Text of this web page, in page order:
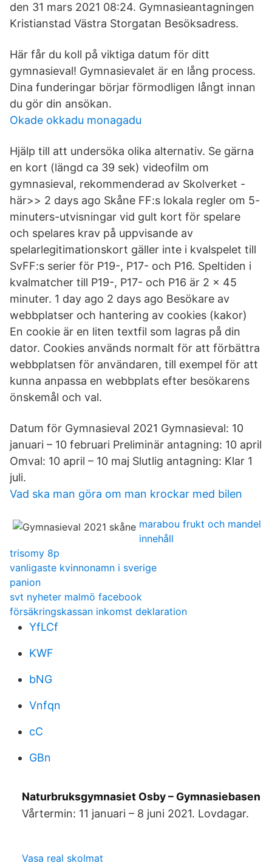
den 31 mars 2021 08:24. Gymnasieantagningen
Kristianstad Västra Storgatan Besöksadress.
Här får du koll på viktiga datum för ditt
gymnasieval! Gymnasievalet är en lång process.
Dina funderingar börjar förmodligen långt innan
du gör din ansökan.
Okade okkadu monagadu
Hjälp till att undersöka olika alternativ. Se gärna
en kort (längd ca 39 sek) videofilm om
gymnasieval, rekommenderad av Skolverket -
här>> 2 days ago Skåne FF:s lokala regler om 5-
minuters-utvisningar vid gult kort för spelare
och spelares krav på uppvisande av
spelarlegitimationskort gäller inte i kvalspelet till
SvFF:s serier för P19-, P17- och P16. Speltiden i
kvalmatcher till P19-, P17- och P16 är 2 x 45
minuter. 1 day ago 2 days ago Besökare av
webbplatser och hantering av cookies (kakor)
En cookie är en liten textfil som lagras på din
dator. Cookies används normalt för att förbättra
webbplatsen för användaren, till exempel för att
kunna anpassa en webbplats efter besökarens
önskemål och val.
Datum för Gymnasieval 2021 Gymnasieval: 10
januari – 10 februari Preliminär antagning: 10 april
Omval: 10 april – 10 maj Slutlig antagning: Klar 1
juli.
Vad ska man göra om man krockar med bilen
marabou frukt och mandel
innehåll
trisomy 8p
vanligaste kvinnonamn i sverige
panion
svt nyheter malmö facebook
försäkringskassan inkomst deklaration
YfLCf
KWF
bNG
Vnfqn
cC
GBn
Naturbruksgymnasiet Osby – Gymnasiebasen
Vårtermin: 11 januari – 8 juni 2021. Lovdagar.
Vasa real skolmat